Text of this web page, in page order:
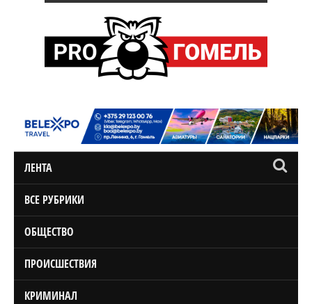
ЛЕНТА
ВСЕ РУБРИКИ
ОБЩЕСТВО
ПРОИСШЕСТВИЯ
КРИМИНАЛ